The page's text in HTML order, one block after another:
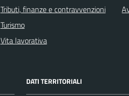
Tributi, finanze e contravvenzioni
Turismo
Vita lavorativa
DATI TERRITORIALI